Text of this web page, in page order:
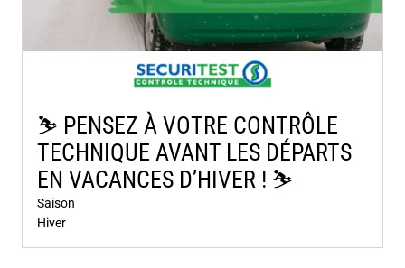
⛷️​ PENSEZ À VOTRE CONTRÔLE
TECHNIQUE AVANT LES DÉPARTS
EN VACANCES D’HIVER ! ⛷️​
Saison
Hiver